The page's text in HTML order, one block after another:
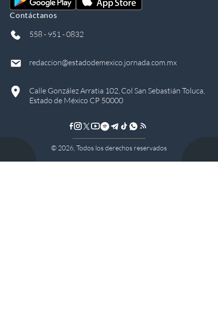
Contáctanos
558 - 951 - 0832
redaccion@estadodemexico.jornada.com.mx
Calle González Arratia 102, Col San Sebastián Toluca,
Estado de México CP 50000
© 2026 , Todos los derechos reservados